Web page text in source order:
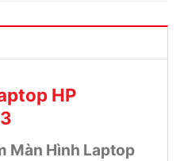
HP
Màn Hình Laptop